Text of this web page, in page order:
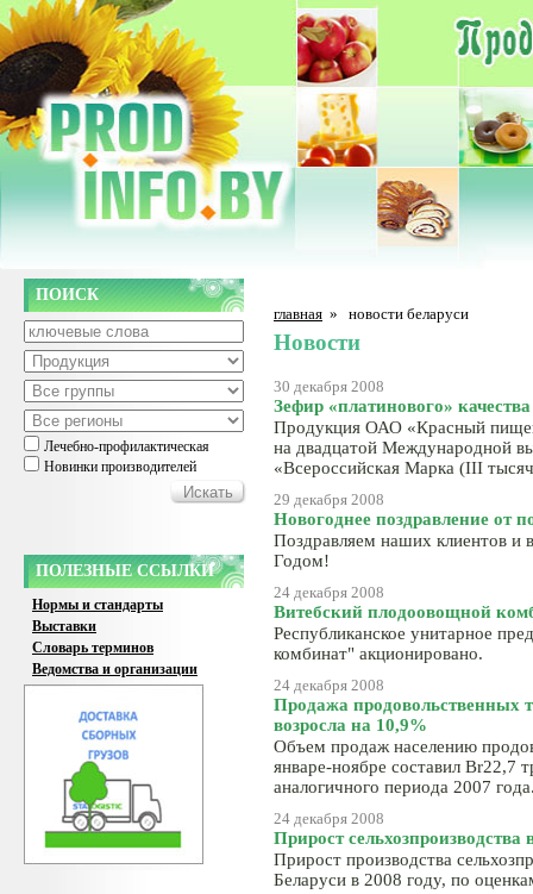
ПОИСК
Лечебно-профилактическая
Новинки производителей
ПОЛЕЗНЫЕ ССЫЛКИ
Нормы и стандарты
Выставки
Словарь терминов
Ведомства и организации
главная » новости беларуси
Новости
30 декабря 2008
Зефир «платинового» качества
Продукция ОАО «Красный
на двадцатой Международной
«Всероссийская Марка (III
29 декабря 2008
Новогоднее поздравление от
Поздравляем наших клиентов и
Годом!
24 декабря 2008
Витебский плодоовощной
Республиканское унитарное
комбинат" акционировано.
24 декабря 2008
Продажа продовольственных
возросла на 10,9%
Объем продаж населению
январе-ноябре составил Br22,7
аналогичного периода 2007
24 декабря 2008
Прирост сельхозпроизводства
Прирост производства
Беларуси в 2008 году, по